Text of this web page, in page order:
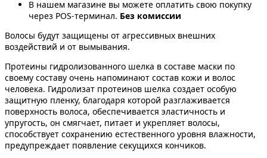
В нашем магазине вы можете оплатить свою покупку
через POS-терминал. Без комиссии
Волосы будут защищены от агрессивных внешних
воздействий и от вымывания.
Протеины гидролизованного шелка в составе маски по
своему составу очень напоминают состав кожи и волос
человека. Гидролизат протеинов шелка создает особую
защитную пленку, благодаря которой разглаживается
поверхность волоса, обеспечивается эластичность и
упругость, он смягчает, питает и укрепляет волосы,
способствует сохранению естественного уровня влажности,
предупреждает появление секущихся кончиков.